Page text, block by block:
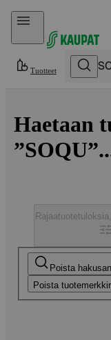
Hyppää sisältöön
Tuotteet
Haetaan
Poista
Poista
Rajaa